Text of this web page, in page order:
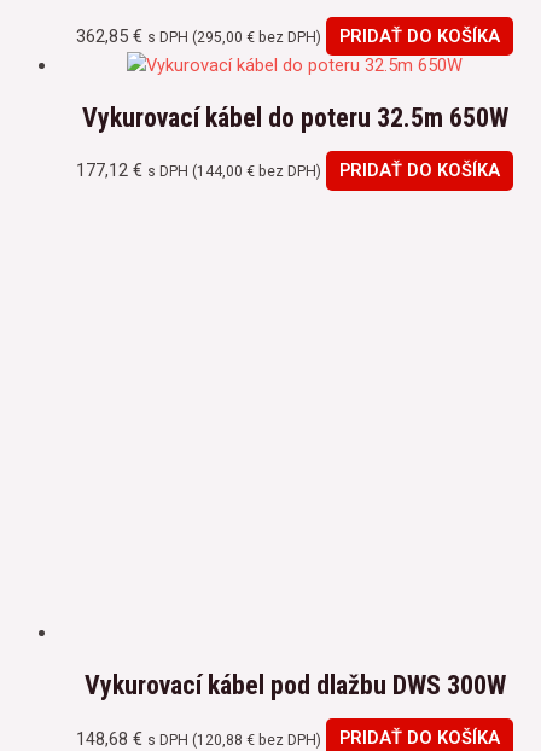
362,85€ s DPH (295,00€ bez DPH) PRIDAŤ DO KOŠÍKA
Vykurovací kábel do poteru 32.5m 650W
177,12€ s DPH (144,00€ bez DPH) PRIDAŤ DO KOŠÍKA
Vykurovací kábel pod dlažbu DWS 300W
148,68€ s DPH (120,88€ bez DPH) PRIDAŤ DO KOŠÍKA